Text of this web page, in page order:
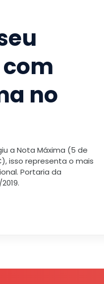
no
a Nota Máxima (5 de
isso representa o mais
Portaria da